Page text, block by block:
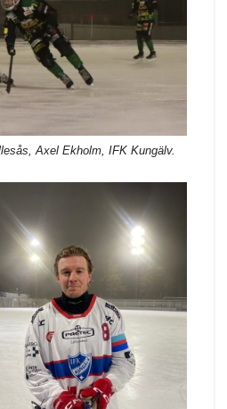
Axel Ekholm, IFK Kungälv.